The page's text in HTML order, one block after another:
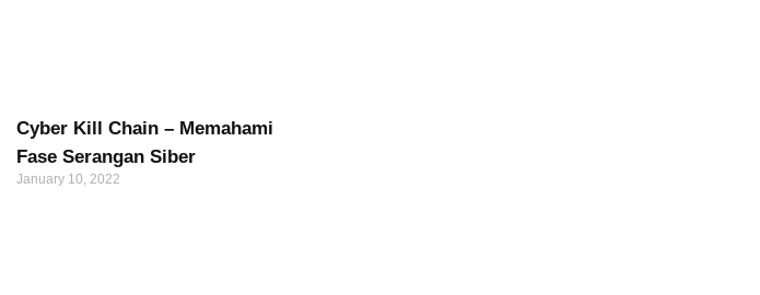
Cyber Kill Chain – Memahami
Fase Serangan Siber
January 10, 2022